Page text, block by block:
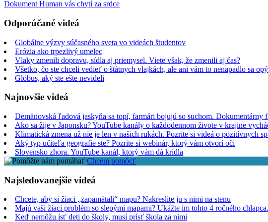
Dokument Human vás chytí za srdce
Odporúčané videá
Globálne výzvy súčasného sveta vo videách študentov
Erózia ako trpezlivý umelec
Vlaky zmenili dopravu, sídla aj priemysel. Viete však, že zmenili aj čas?
Všetko, čo ste chceli vedieť o štátnych vlajkách, ale ani vám to nenapadlo sa
Glóbus, aký ste ešte nevideli
Najnovšie videá
Demänovská ľadová jaskyňa sa topí, farmári bojujú so suchom. Dokumentárny
Ako sa žije v Japonsku? YouTube kanály o každodennom živote v krajine
Klimatická zmena už nie je len v našich rukách. Pozrite si videá o pozitívnych
Aký typ učiteľa geografie ste? Pozrite si webinár, ktorý vám otvorí oči
Slovensko zhora. YouTube kanál, ktorý vám dá krídla
Chcem pomôcť
Najsledovanejšie videá
Chcete, aby si žiaci „zapamätali“ mapu? Nakreslite ju s nimi na stenu
Majú vaši žiaci problém so slepými mapami? Ukážte im tohto 4 ročného chlapca.
Keď nemôžu ísť deti do školy, musí prísť škola za nimi